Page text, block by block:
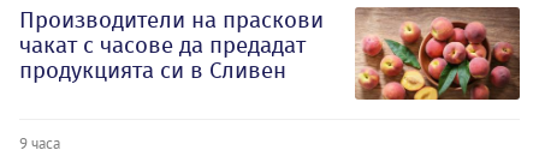
Производители на праскови
чакат с часове да предадат
продукцията си в Сливен
9 часа